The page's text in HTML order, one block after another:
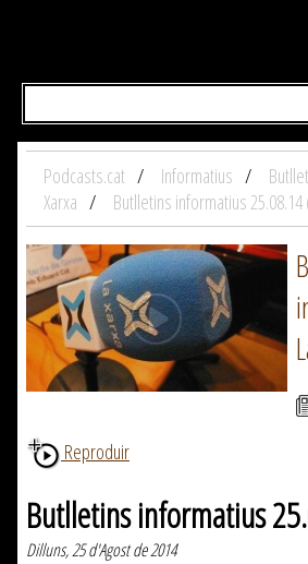
Podcasts.cat Informatius
Xarxa
Butlletins informatius 25.08.14
Reproduir
Butlletins informatius
Dilluns, 25 d'Agost de 2014